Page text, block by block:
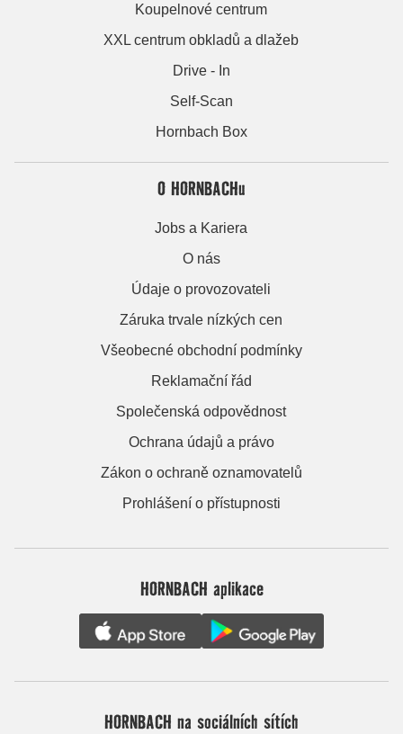
Koupelnové centrum
XXL centrum obkladů a dlažeb
Drive - In
Self-Scan
Hornbach Box
O HORNBACHu
Jobs a Kariera
O nás
Údaje o provozovateli
Záruka trvale nízkých cen
Všeobecné obchodní podmínky
Reklamační řád
Společenská odpovědnost
Ochrana údajů a právo
Zákon o ochraně oznamovatelů
Prohlášení o přístupnosti
HORNBACH aplikace
HORNBACH na sociálních sítích